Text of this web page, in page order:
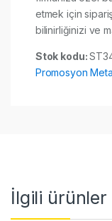
etmek için
bilinirliğinizi ve
Stok kodu:
Promosyon
İlgili ürünler